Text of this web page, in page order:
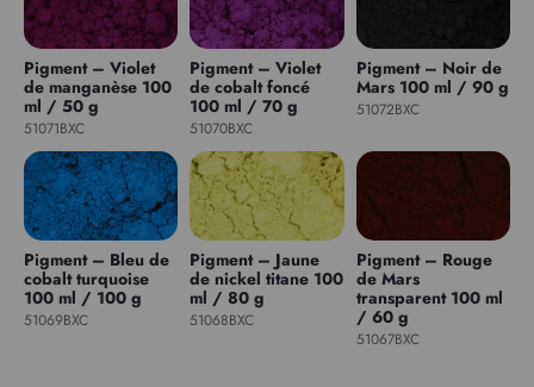
Pigment – Violet
de manganèse 100
ml / 50 g
51071BXC
Pigment – Violet
de cobalt foncé
100 ml / 70 g
51070BXC
Pigment – Noir de
Mars 100 ml / 90 g
51072BXC
Pigment – Bleu de
cobalt turquoise
100 ml / 100 g
51069BXC
Pigment – Jaune
de nickel titane 100
ml / 80 g
51068BXC
Pigment – Rouge
de Mars
transparent 100 ml
/ 60 g
51067BXC